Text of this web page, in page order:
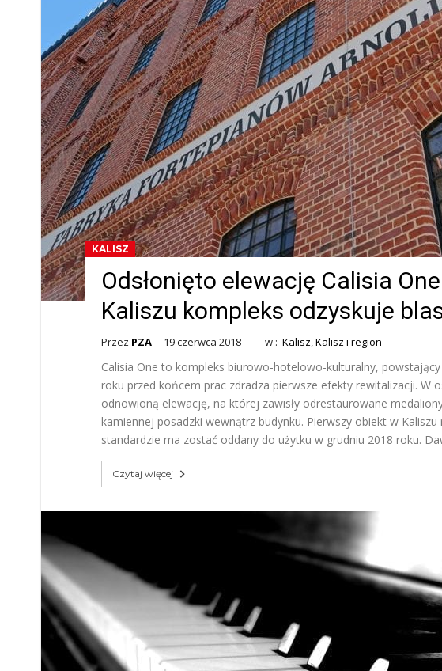
KALISZ
Odsłonięto elewację Calisia
Kaliszu kompleks odzyskuje
Przez PZA 19 czerwca 2018 w : Kalisz,Kalisz i region
Calisia One to kompleks biurowo-hotelowo-kulturalny,
roku przed końcem prac zdradza pierwsze efekty rewitalizacji. W
odnowioną elewację, na której zawisły odrestaurowane
kamiennej posadzki wewnątrz budynku. Pierwszy obiekt w
standardzie ma zostać oddany do użytku w grudniu 2018 roku.
Czytaj więcej